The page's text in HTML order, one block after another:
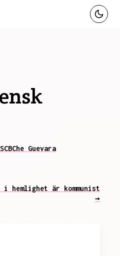
SCBChe Guevara
hemlighet är kommunist
→